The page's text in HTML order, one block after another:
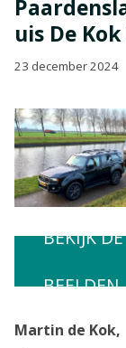
uis De Kok
23 december 2024
BEKIJK DE
BEELDEN
Martin de Kok,